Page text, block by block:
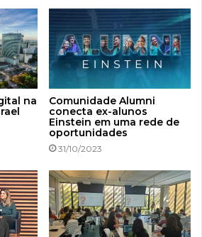
na
Comunidade Alumni
conecta ex-alunos
Einstein em uma rede de
oportunidades
31/10/2023